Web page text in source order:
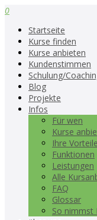
0
Startseite
Kurse finden
Kurse anbieten
Kundenstimmen
Schulung/
Blog
Projekte
Infos
Für wen
Kurse
Ihre Vorteile
Funktionen
Leistungen
Alle
FAQ
Glossar
So nimmst